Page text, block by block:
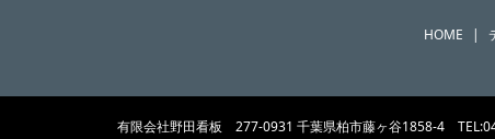
HOME
有限会社野田看板 277-0931 千葉県柏市藤ヶ谷1858-4